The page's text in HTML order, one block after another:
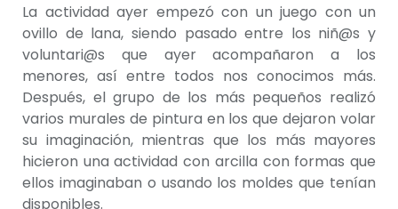
La actividad ayer empezó con un juego con un
ovillo de lana, siendo pasado entre los niñ@s y
voluntari@s que ayer acompañaron a los
menores, así entre todos nos conocimos más.
Después, el grupo de los más pequeños realizó
varios murales de pintura en los que dejaron volar
su imaginación, mientras que los más mayores
hicieron una actividad con arcilla con formas que
ellos imaginaban o usando los moldes que tenían
disponibles.